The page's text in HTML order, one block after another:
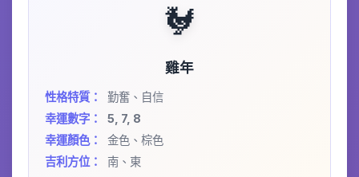
🐓
雞年
性格特質：
勤奮、自信
幸運數字：
5, 7, 8
幸運顏色：
金色、棕色
吉利方位：
南、東